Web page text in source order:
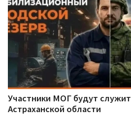
Участники МОГ будут
Астраханской области